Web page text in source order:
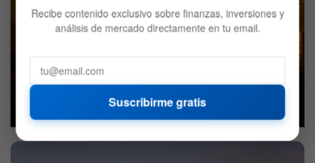
El oro vuelve a brillar: los motivos detrás de la subida de
su precio
6 DE AGOSTO DE 2026
Recibe contenido exclusivo sobre finanzas, inversiones y
análisis de mercado directamente en tu email.
Suscribirme gratis